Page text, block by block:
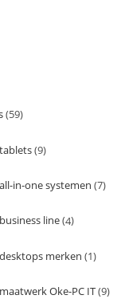
59
tablets 9
all-in-one systemen 7
business line 4
desktops merken 1
maatwerk Oke-PC IT 9